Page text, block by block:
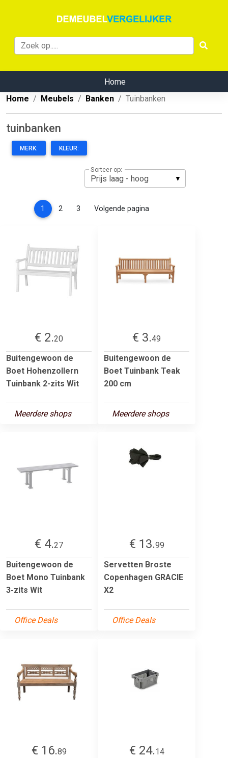
Home
Home
Meubels Banken Tuinbanken
tuinbanken
MERK: KLEUR:
Sorteer op:
1 (current)
2 3 Volgende pagina
€ 2.20
Buitengewoon de
Boet Hohenzollern
Tuinbank 2-zits Wit
Meerdere shops
€ 3.49
Buitengewoon de
Boet Tuinbank Teak
200 cm
Meerdere shops
€ 4.27
Buitengewoon de
Boet Mono Tuinbank
3-zits Wit
Office Deals
€ 13.99
Servetten Broste
Copenhagen GRACIE
X2
Office Deals
€ 16.89
€ 24.14